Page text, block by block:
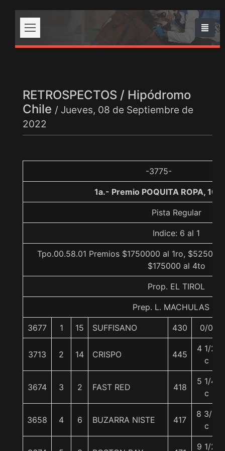
RETROSPECTOS / Hipódromo
Chile / Jueves, 08 de Septiembre de
2022
-3775-
1a.- Premio POQUITA ROPA,
Pista Regular
Indice: 6 al 1
Tpo.00.58.01 Premios $1750000 al 1ro,
$175000 al 4to
Prop. EL TIROL
Prep. L. MACHULAS G.
3677 1 15 SUFFISANO 430 0/0
3713 2 14 CRISPO 445
4 1/2
c
3674 3 2 FAST RED 418
5 1/4
c
3658 4 6 BUZARRA NISTE 417
8 3/4
c
9 1/2